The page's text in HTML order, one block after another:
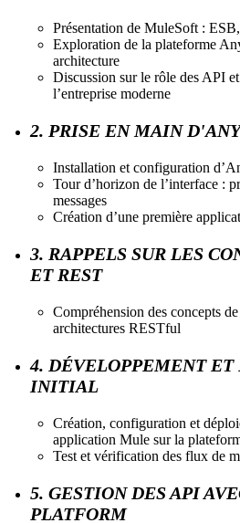
Présentation de MuleSoft :
Exploration de la plateforme
architecture
Discussion sur le rôle des API
l’entreprise moderne
2. PRISE EN MAIN
Installation et configuration
Tour d’horizon de l’interface :
messages
Création d’une première
3. RAPPELS SUR LES
ET REST
Compréhension des concepts
architectures RESTful
4. DÉVELOPPEMENT
INITIAL
Création, configuration et
application Mule sur la
Test et vérification des flux de
5. GESTION DES API
PLATFORM